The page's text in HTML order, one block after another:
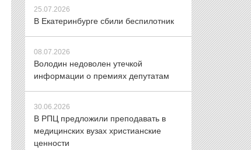
25.07.2026
В Екатеринбурге сбили беспилотник
08.07.2026
Володин недоволен утечкой
информации о премиях депутатам
30.06.2026
В РПЦ предложили преподавать в
медицинских вузах христианские
ценности